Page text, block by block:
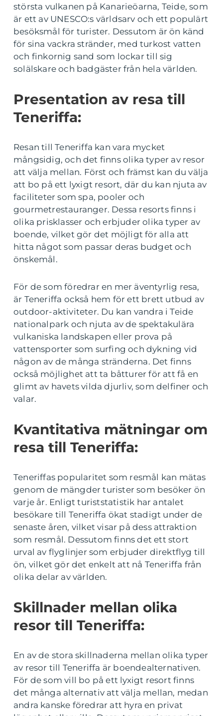
största vulkanen på Kanarieöarna, Teide, som
är ett av UNESCO:s världsarv och ett populärt
besöksmål för turister. Dessutom är ön känd
för sina vackra stränder, med turkost vatten
och finkornig sand som lockar till sig
solälskare och badgäster från hela världen.
Presentation av resa till
Teneriffa:
Resan till Teneriffa kan vara mycket
mångsidig, och det finns olika typer av resor
att välja mellan. Först och främst kan du välja
att bo på ett lyxigt resort, där du kan njuta av
faciliteter som spa, pooler och
gourmetrestauranger. Dessa resorts finns i
olika prisklasser och erbjuder olika typer av
boende, vilket gör det möjligt för alla att
hitta något som passar deras budget och
önskemål.
För de som föredrar en mer äventyrlig resa,
är Teneriffa också hem för ett brett utbud av
outdoor-aktiviteter. Du kan vandra i Teide
nationalpark och njuta av de spektakulära
vulkaniska landskapen eller prova på
vattensporter som surfing och dykning vid
någon av de många stränderna. Det finns
också möjlighet att ta båtturer för att få en
glimt av havets vilda djurliv, som delfiner och
valar.
Kvantitativa mätningar om
resa till Teneriffa:
Teneriffas popularitet som resmål kan mätas
genom de mängder turister som besöker ön
varje år. Enligt turiststatistik har antalet
besökare till Teneriffa ökat stadigt under de
senaste åren, vilket visar på dess attraktion
som resmål. Dessutom finns det ett stort
urval av flyglinjer som erbjuder direktflyg till
ön, vilket gör det enkelt att nå Teneriffa från
olika delar av världen.
Skillnader mellan olika
resor till Teneriffa:
En av de stora skillnaderna mellan olika typer
av resor till Teneriffa är boendealternativen.
För de som vill bo på ett lyxigt resort finns
det många alternativ att välja mellan, medan
andra kanske föredrar att hyra en privat